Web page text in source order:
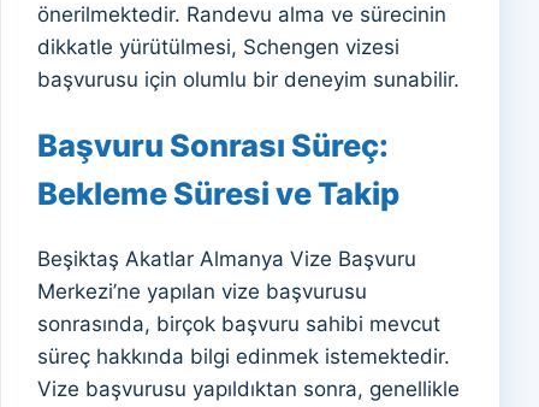
önerilmektedir. Randevu alma ve sürecinin
dikkatle yürütülmesi, Schengen vizesi
başvurusu için olumlu bir deneyim sunabilir.
Başvuru Sonrası Süreç:
Bekleme Süresi ve Takip
Beşiktaş Akatlar Almanya Vize Başvuru
Merkezi’ne yapılan vize başvurusu
sonrasında, birçok başvuru sahibi mevcut
süreç hakkında bilgi edinmek istemektedir.
Vize başvurusu yapıldıktan sonra, genellikle